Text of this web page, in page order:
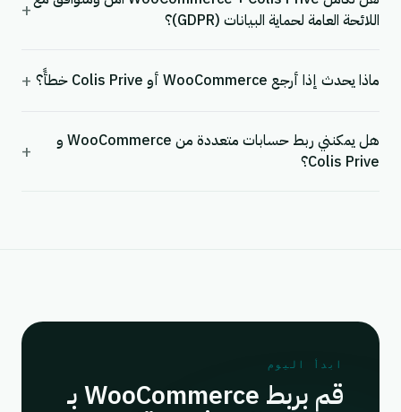
اللائحة العامة لحماية البيانات (GDPR)؟
+
ماذا يحدث إذا أرجع WooCommerce أو Colis Prive خطأً؟ +
هل يمكنني ربط حسابات متعددة من WooCommerce و
Colis Prive؟
+
ابدأ اليوم
قم بربط WooCommerce بـ